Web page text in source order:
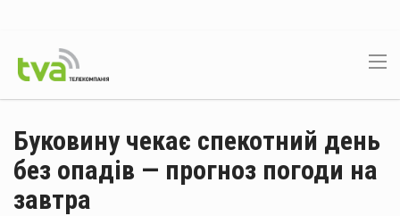
Буковину чекає спекотний день
без опадів — прогноз погоди на
завтра